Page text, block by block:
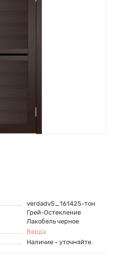
verdadv5_161425-тон
Грей-Остекление
Лакобель черное
Верда
Наличие - уточняйте.